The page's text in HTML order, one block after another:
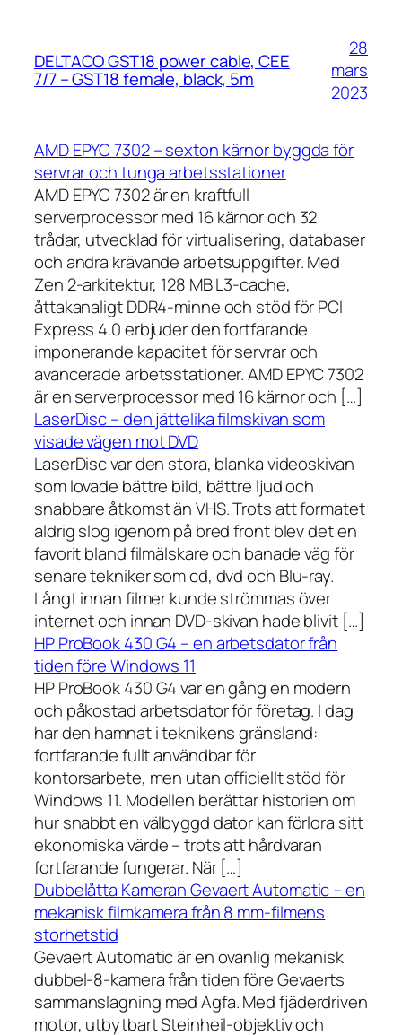
DELTACO GST18 power cable, CEE
7/7 – GST18 female, black, 5m
28
mars
2023
AMD EPYC 7302 – sexton kärnor byggda för
servrar och tunga arbetsstationer
AMD EPYC 7302 är en kraftfull
serverprocessor med 16 kärnor och 32
trådar, utvecklad för virtualisering, databaser
och andra krävande arbetsuppgifter. Med
Zen 2-arkitektur, 128 MB L3-cache,
åttakanaligt DDR4-minne och stöd för PCI
Express 4.0 erbjuder den fortfarande
imponerande kapacitet för servrar och
avancerade arbetsstationer. AMD EPYC 7302
är en serverprocessor med 16 kärnor och […]
LaserDisc – den jättelika filmskivan som
visade vägen mot DVD
LaserDisc var den stora, blanka videoskivan
som lovade bättre bild, bättre ljud och
snabbare åtkomst än VHS. Trots att formatet
aldrig slog igenom på bred front blev det en
favorit bland filmälskare och banade väg för
senare tekniker som cd, dvd och Blu-ray.
Långt innan filmer kunde strömmas över
internet och innan DVD-skivan hade blivit […]
HP ProBook 430 G4 – en arbetsdator från
tiden före Windows 11
HP ProBook 430 G4 var en gång en modern
och påkostad arbetsdator för företag. I dag
har den hamnat i teknikens gränsland:
fortfarande fullt användbar för
kontorsarbete, men utan officiellt stöd för
Windows 11. Modellen berättar historien om
hur snabbt en välbyggd dator kan förlora sitt
ekonomiska värde – trots att hårdvaran
fortfarande fungerar. När […]
Dubbelåtta Kameran Gevaert Automatic – en
mekanisk filmkamera från 8 mm-filmens
storhetstid
Gevaert Automatic är en ovanlig mekanisk
dubbel-8-kamera från tiden före Gevaerts
sammanslagning med Agfa. Med fjäderdriven
motor, utbytbart Steinheil-objektiv och